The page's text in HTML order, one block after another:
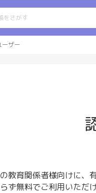
ーザー
教育関係者様向けに、
ず無料でご利用いただ